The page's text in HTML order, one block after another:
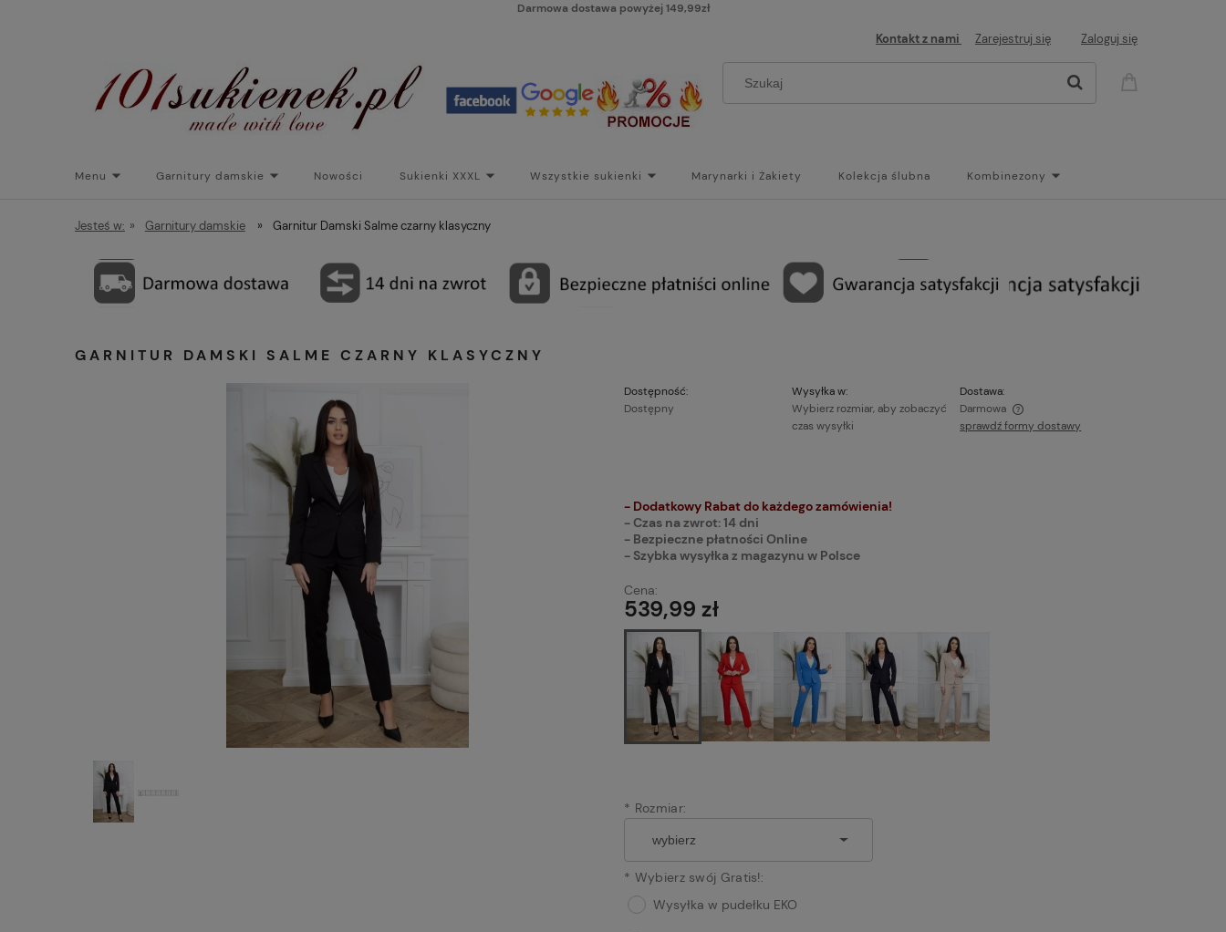
Darmowa dostawa powyżej 149,99zł
Kontakt z nami Zarejestruj się Zaloguj się
Menu Garnitury damskie Nowości Sukienki XXXL Wszystkie sukienki Marynarki i Żakiety Kolekcja ślubna Kombinezony
Torebki do sukienek Promocje Płaszcze/kurtki Paski
Jesteś w: » Garnitury damskie » Garnitur Damski Salme czarny klasyczny
GARNITUR DAMSKI SALME CZARNY KLASYCZNY
Dostępność:
Dostępny
Wysyłka w:
Wybierz rozmiar, aby zobaczyć
czas wysyłki
Dostawa:
Darmowa
sprawdź formy dostawy
- Dodatkowy Rabat do każdego zamówienia!
- Czas na zwrot: 14 dni
- Bezpieczne płatności Online
- Szybka wysyłka z magazynu w Polsce
Cena:
539,99 zł
* Rozmiar:
* Wybierz swój Gratis!:
Wysyłka w pudełku EKO